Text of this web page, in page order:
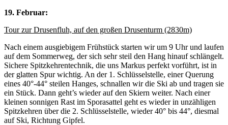
19. Februar:
Tour zur Drusenfluh, auf den großen Drusenturm (2830m)
Nach einem ausgiebigem Frühstück starten wir um 9 Uhr und laufen
auf dem Sommerweg, der sich sehr steil den Hang hinauf schlängelt.
Sichere Spitzkehrentechnik, die uns Markus perfekt vorführt, ist in
der glatten Spur wichtig. An der 1. Schlüsselstelle, einer Querung
eines 40°-44° steilen Hanges, schnallen wir die Ski ab und tragen sie
ein Stück. Dann geht’s wieder auf den Skiern weiter. Nach einer
kleinen sonnigen Rast im Sporasattel geht es wieder in unzähligen
Spitzkehren über die 2. Schlüsselstelle, wieder 40° bis 44°, diesmal
auf Ski, Richtung Gipfel.